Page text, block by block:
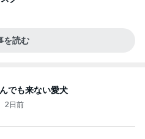
細胞を破壊しかねないインスリン
ーベリーの物々交換
2日前